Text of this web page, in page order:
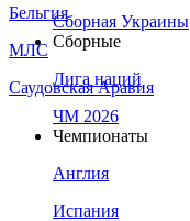
Бельгия
МЛС
Саудовская Аравия
Сборная Украины
Сборные
Лига наций
ЧМ 2026
Чемпионаты
Англия
Испания